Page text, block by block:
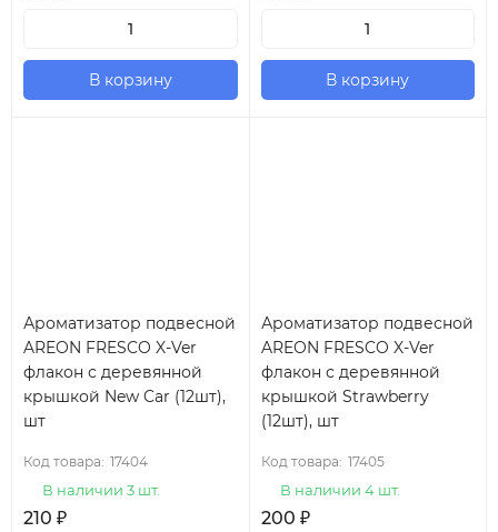
В корзину В корзину
Ароматизатор подвесной
AREON FRESCO X-Ver
флакон с деревянной
крышкой New Car (12шт),
шт
Код товара: 17404
В наличии 3 шт.
210 ₽
Ароматизатор подвесной
AREON FRESCO X-Ver
флакон с деревянной
крышкой Strawberry
(12шт), шт
Код товара: 17405
В наличии 4 шт.
200 ₽